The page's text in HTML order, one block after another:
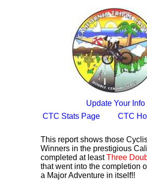
Update Your Info
CTC Stats Page
CTC
This report shows those
Winners in the prestigious
completed at leastThree
that went into the completion
a Major Adventure in itself!!